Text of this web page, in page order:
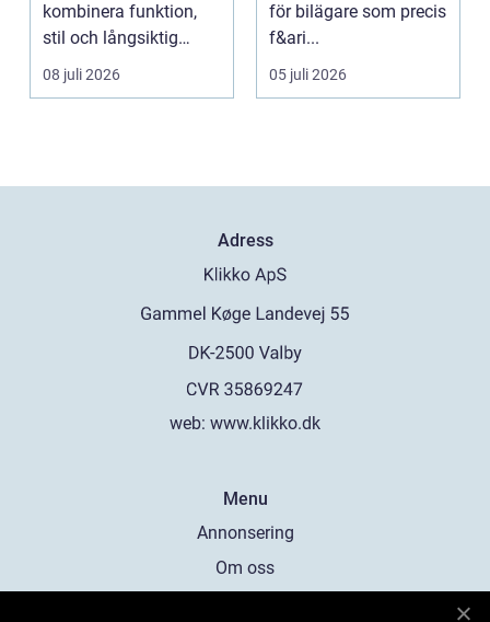
kombinera funktion,
stil och långsiktig
ekonomi i samma p...
08 juli 2026
för bilägare som precis
f&ari...
05 juli 2026
Adress
web: www.klikko.dk
Menu
Annonsering
Om oss